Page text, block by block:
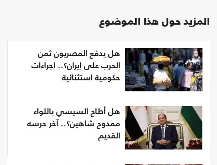
المزيد حول هذا الموضوع
هل يدفع المصريون ثمن
الحرب على إيران؟.. إجراءات
حكومية استثنائية
هل أطاح السيسي باللواء
ممدوح شاهين؟.. آخر حرسه
القديم